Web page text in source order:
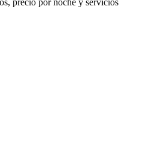
precio por noche y servicios